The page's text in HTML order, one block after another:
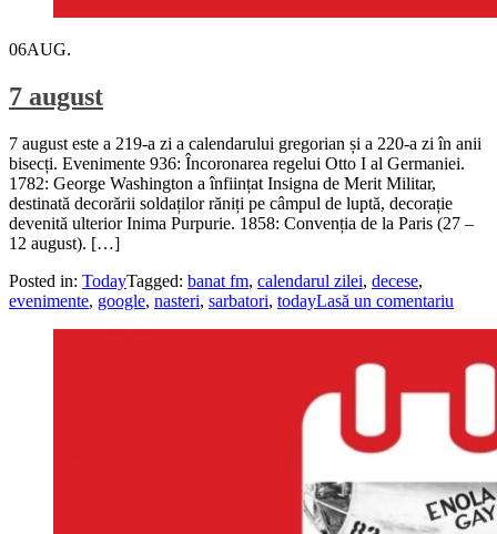
06AUG.
7 august
7 august este a 219-a zi a calendarului gregorian și a 220-a zi în anii
bisecți. Evenimente 936: Încoronarea regelui Otto I al Germaniei.
1782: George Washington a înființat Insigna de Merit Militar,
destinată decorării soldaților răniți pe câmpul de luptă, decorație
devenită ulterior Inima Purpurie. 1858: Convenția de la Paris (27 –
12 august). […]
Posted in: TodayTagged: banat fm, calendarul zilei, decese,
evenimente, google, nasteri, sarbatori, todayLasă un comentariu